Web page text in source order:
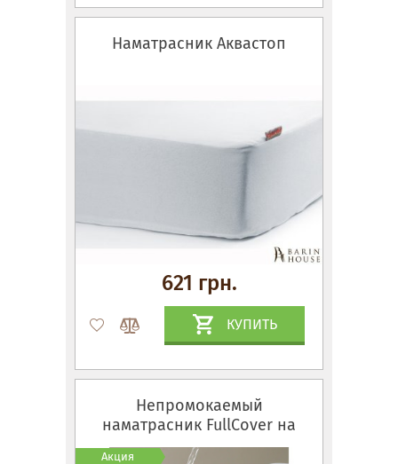
Наматрасник Аквастоп
621 грн.
КУПИТЬ
Непромокаемый
наматрасник FullCover на
резинке по всему периметру
Акция